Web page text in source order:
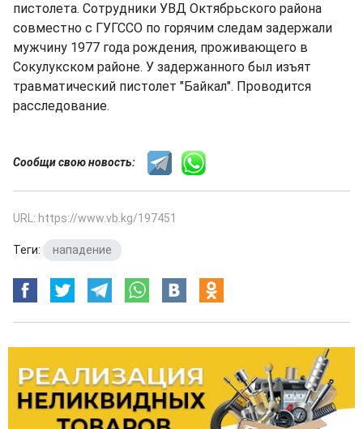
пистолета. Сотрудники УВД Октябрьского района
совместно с ГУГССО по горячим следам задержали
мужчину 1977 года рождения, проживающего в
Сокулукском районе. У задержанного был изъят
травматический пистолет "Байкал". Проводится
расследование.
Сообщи свою новость:
URL: https://www.vb.kg/197451
Теги: нападение